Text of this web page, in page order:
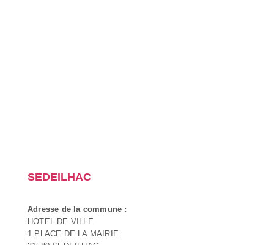
SEDEILHAC
Adresse de la commune :
HOTEL DE VILLE
1 PLACE DE LA MAIRIE